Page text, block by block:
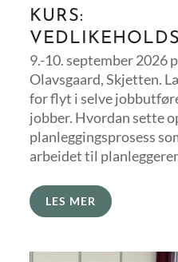
KURS:
9.-10. september 2026
Olavsgaard, Skjetten.
for flyt i selve
jobber. Hvordan sette
planleggingsprosess
arbeidet til
LES MER